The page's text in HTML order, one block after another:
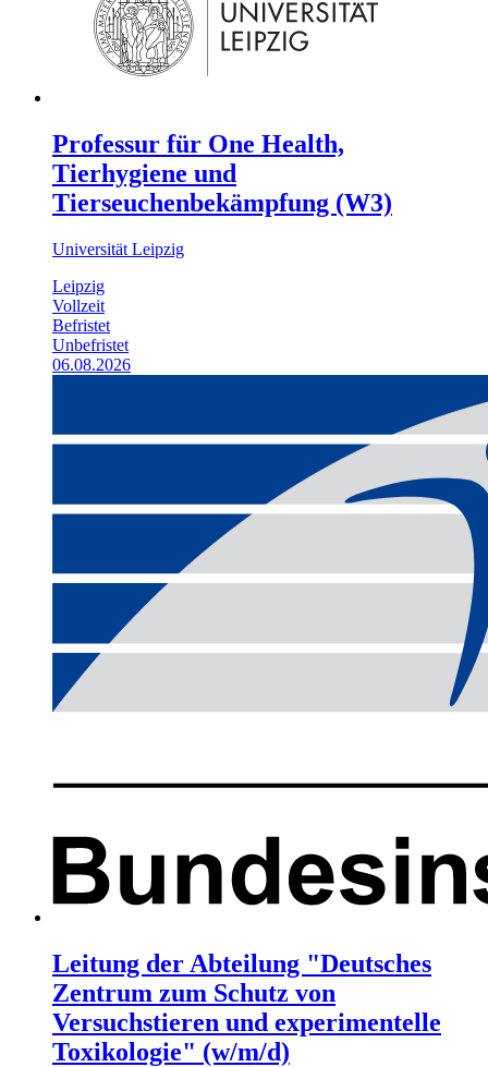
Professur für One Health,
Tierhygiene und
Tierseuchenbekämpfung (W3)
Universität Leipzig
Leipzig
Vollzeit
Befristet
Unbefristet
06.08.2026
Leitung der Abteilung "Deutsches
Zentrum zum Schutz von
Versuchstieren und experimentelle
Toxikologie" (w/m/d)